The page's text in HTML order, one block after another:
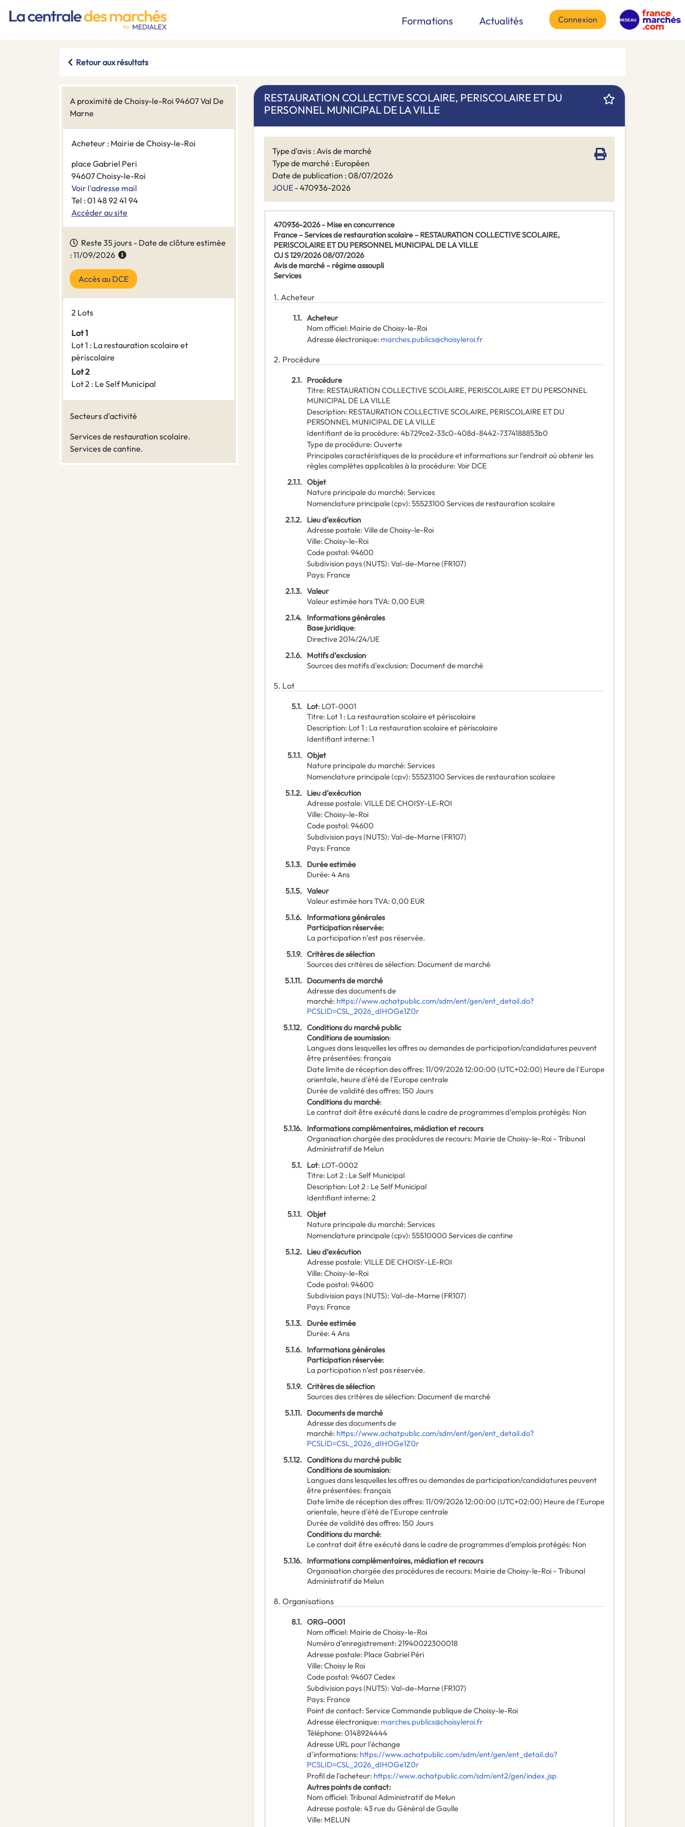
Formations Actualités Connexion
Retour aux résultats
A proximité de Choisy-le-Roi 94607 Val De
Marne
Acheteur : Mairie de Choisy-le-Roi
place Gabriel Peri
94607 Choisy-le-Roi
Voir l'adresse mail
Tel : 01 48 92 41 94
Accéder au site
Reste 35 jours - Date de clôture estimée
: 11/09/2026
Accès au DCE
2 Lots
Lot 1
Lot 1 : La restauration scolaire et
périscolaire
Lot 2
Lot 2 : Le Self Municipal
Secteurs d'activité
Services de restauration scolaire.
Services de cantine.
RESTAURATION COLLECTIVE SCOLAIRE, PERISCOLAIRE ET DU
PERSONNEL MUNICIPAL DE LA VILLE
Type d'avis : Avis de marché
Type de marché : Européen
Date de publication : 08/07/2026
JOUE - 470936-2026
470936-2026 - Mise en concurrence
France – Services de restauration scolaire – RESTAURATION COLLECTIVE SCOLAIRE,
PERISCOLAIRE ET DU PERSONNEL MUNICIPAL DE LA VILLE
OJ S 129/2026 08/07/2026
Avis de marché – régime assoupli
Services
1. Acheteur
1.1. Acheteur
Nom officiel: Mairie de Choisy-le-Roi
Adresse électronique: marches.publics@choisyleroi.fr
2. Procédure
2.1. Procédure
Titre: RESTAURATION COLLECTIVE SCOLAIRE, PERISCOLAIRE ET DU PERSONNEL
MUNICIPAL DE LA VILLE
Description: RESTAURATION COLLECTIVE SCOLAIRE, PERISCOLAIRE ET DU
PERSONNEL MUNICIPAL DE LA VILLE
Identifiant de la procédure: 4b729ce2-33c0-408d-8442-7374188853b0
Type de procédure: Ouverte
Principales caractéristiques de la procédure et informations sur l'endroit où obtenir les
règles complètes applicables à la procédure: Voir DCE
2.1.1. Objet
Nature principale du marché: Services
Nomenclature principale(cpv): 55523100 Services de restauration scolaire
2.1.2. Lieu d’exécution
Adresse postale: Ville de Choisy-le-Roi
Ville: Choisy-le-Roi
Code postal: 94600
Subdivision pays (NUTS): Val-de-Marne(FR107)
Pays: France
2.1.3. Valeur
Valeur estimée hors TVA: 0,00 EUR
2.1.4. Informations générales
Base juridique:
Directive 2014/24/UE
2.1.6. Motifs d’exclusion
Sources des motifs d'exclusion: Document de marché
5. Lot
5.1. Lot: LOT-0001
Titre: Lot 1 : La restauration scolaire et périscolaire
Description: Lot 1 : La restauration scolaire et périscolaire
Identifiant interne: 1
5.1.1. Objet
Nature principale du marché: Services
Nomenclature principale(cpv): 55523100 Services de restauration scolaire
5.1.2. Lieu d’exécution
Adresse postale: VILLE DE CHOISY-LE-ROI
Ville: Choisy-le-Roi
Code postal: 94600
Subdivision pays (NUTS): Val-de-Marne(FR107)
Pays: France
5.1.3. Durée estimée
Durée: 4Ans
5.1.5. Valeur
Valeur estimée hors TVA: 0,00 EUR
5.1.6. Informations générales
Participation réservée:
La participation n’est pas réservée.
5.1.9. Critères de sélection
Sources des critères de sélection: Document de marché
5.1.11. Documents de marché
Adresse des documents de
marché: https://www.achatpublic.com/sdm/ent/gen/ent_detail.do?
PCSLID=CSL_2026_dIHOGe1Z0r
5.1.12. Conditions du marché public
Conditions de soumission:
Langues dans lesquelles les offres ou demandes de participation/candidatures peuvent
être présentées: français
Date limite de réception des offres: 11/09/202612:00:00 (UTC+02:00) Heure de l'Europe
orientale, heure d'été de l'Europe centrale
Durée de validité des offres: 150 Jours
Conditions du marché:
Le contrat doit être exécuté dans le cadre de programmes d’emplois protégés: Non
5.1.16. Informations complémentaires, médiation et recours
Organisation chargée des procédures de recours: Mairie de Choisy-le-Roi - Tribunal
Administratif de Melun
5.1. Lot: LOT-0002
Titre: Lot 2 : Le Self Municipal
Description: Lot 2 : Le Self Municipal
Identifiant interne: 2
5.1.1. Objet
Nature principale du marché: Services
Nomenclature principale(cpv): 55510000 Services de cantine
5.1.2. Lieu d’exécution
Adresse postale: VILLE DE CHOISY-LE-ROI
Ville: Choisy-le-Roi
Code postal: 94600
Subdivision pays (NUTS): Val-de-Marne(FR107)
Pays: France
5.1.3. Durée estimée
Durée: 4Ans
5.1.6. Informations générales
Participation réservée:
La participation n’est pas réservée.
5.1.9. Critères de sélection
Sources des critères de sélection: Document de marché
5.1.11. Documents de marché
Adresse des documents de
marché: https://www.achatpublic.com/sdm/ent/gen/ent_detail.do?
PCSLID=CSL_2026_dIHOGe1Z0r
5.1.12. Conditions du marché public
Conditions de soumission:
Langues dans lesquelles les offres ou demandes de participation/candidatures peuvent
être présentées: français
Date limite de réception des offres: 11/09/202612:00:00 (UTC+02:00) Heure de l'Europe
orientale, heure d'été de l'Europe centrale
Durée de validité des offres: 150 Jours
Conditions du marché:
Le contrat doit être exécuté dans le cadre de programmes d’emplois protégés: Non
5.1.16. Informations complémentaires, médiation et recours
Organisation chargée des procédures de recours: Mairie de Choisy-le-Roi - Tribunal
Administratif de Melun
8. Organisations
8.1. ORG-0001
Nom officiel: Mairie de Choisy-le-Roi
Numéro d’enregistrement: 21940022300018
Adresse postale: Place Gabriel Péri
Ville: Choisy le Roi
Code postal: 94607 Cedex
Subdivision pays (NUTS): Val-de-Marne(FR107)
Pays: France
Point de contact: Service Commande publique de Choisy-le-Roi
Adresse électronique: marches.publics@choisyleroi.fr
Téléphone: 0148924444
Adresse URL pour l'échange
d'informations: https://www.achatpublic.com/sdm/ent/gen/ent_detail.do?
PCSLID=CSL_2026_dIHOGe1Z0r
Profil de l’acheteur: https://www.achatpublic.com/sdm/ent2/gen/index.jsp
Autres points de contact:
Nom officiel: Tribunal Administratif de Melun
Adresse postale: 43 rue du Général de Gaulle
Ville: MELUN